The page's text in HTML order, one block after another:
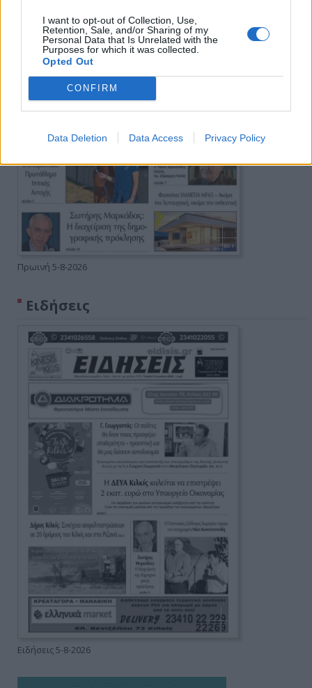
I want to opt-out of Collection, Use,
Retention, Sale, and/or Sharing of my
Personal Data that Is Unrelated with the
Purposes for which it was collected.
Opted Out
CONFIRM
Data Deletion Data Access Privacy Policy
Πρωινή 5-8-2026
Ειδήσεις
Ειδήσεις 5-8-2026